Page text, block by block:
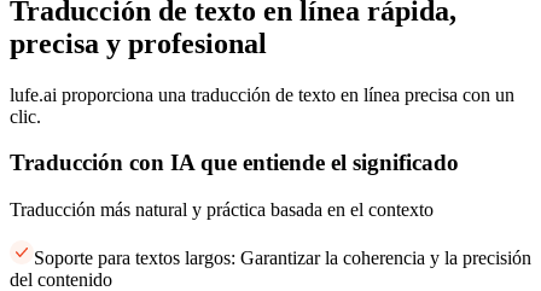
Traducción de texto en línea rápida,
precisa y profesional
lufe.ai proporciona una traducción de texto en línea precisa con un
clic.
Traducción con IA que entiende el significado
Traducción más natural y práctica basada en el contexto
Soporte para textos largos: Garantizar la coherencia y la precisión
del contenido